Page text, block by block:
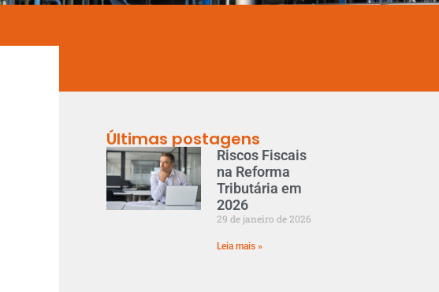
Últimas postagens
Riscos Fiscais
na Reforma
Tributária em
2026
29 de janeiro de 2026
Leia mais »